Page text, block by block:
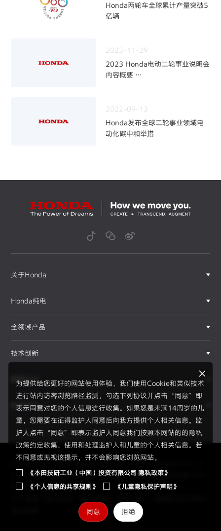
Honda两轮车全球累计产量突破5
亿辆
2023-11-29
2023 Honda电动二轮事业说明会
内容概要
2022-09-13
Honda发布全球二轮事业领域电
动化碳中和举措
为提供给您更好的网站使用体验，我们使用Cookie和类似技术
进行站内访客浏览路径监测，勾选下列协议并点击“同意”即
表示同意对您的个人信息进行收集。如果您是未满14周岁的儿
童，您需要在征得监护人同意后向我方提供个人相关信息。监
护人点击“同意”即表示监护人同意我们按照本网站的的隐私
政策约定收集、使用和处理监护人和儿童的个人相关信息。若
不同意或无视该提示，并不会影响您浏览网站。
《本田技研工业（中国）投资有限公司 隐私政策》
《个人信息的共享规则》
《儿童隐私保护声明》
同意 拒绝
关于Honda
Honda纯电
全领域产品
技术创新
赛事运动
新闻资讯
Copyright © 2026 Honda Motor(China) Investment Co., Lt
d. All Right Reserved.京ICP备05023886号 京公网安备1101
0502034595号
F1®赛事
2026赛季、新规则、新伙伴、全新H标识